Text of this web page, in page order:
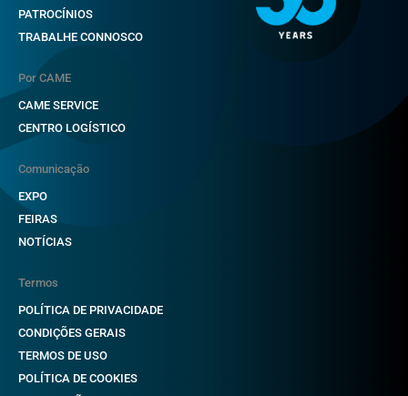
PATROCÍNIOS
TRABALHE CONNOSCO
Por CAME
CAME SERVICE
CENTRO LOGÍSTICO
Comunicação
EXPO
FEIRAS
NOTÍCIAS
Termos
POLÍTICA DE PRIVACIDADE
CONDIÇÕES GERAIS
TERMOS DE USO
POLÍTICA DE COOKIES